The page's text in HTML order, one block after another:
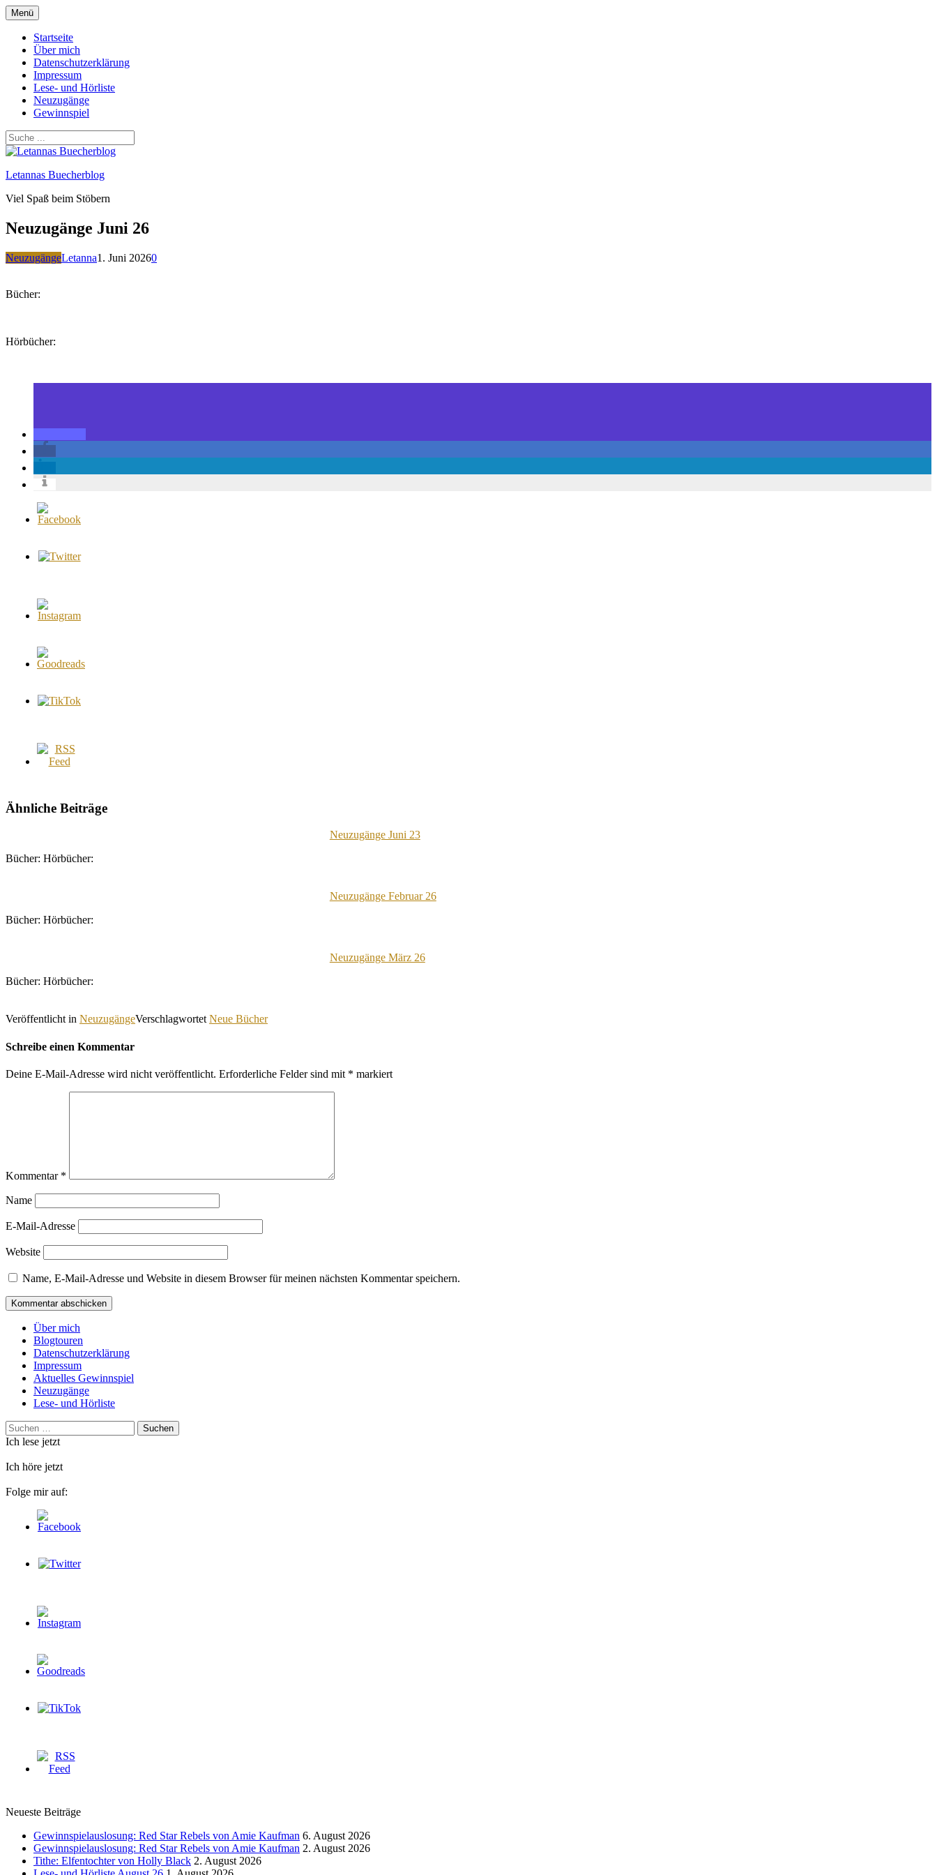
Zum
Inhalt
springen
Menü
Startseite
Über mich
Datenschutzerklärung
Impressum
Lese- und Hörliste
Neuzugänge
Gewinnspiel
Letannas Buecherblog
Viel Spaß beim Stöbern
Neuzugänge Juni 26
NeuzugängeLetanna1. Juni 20260
Bücher:
Hörbücher:
Ähnliche Beiträge
Neuzugänge Juni 23
Bücher: Hörbücher:
Neuzugänge Februar 26
Bücher: Hörbücher:
Neuzugänge März 26
Bücher: Hörbücher:
Veröffentlicht in NeuzugängeVerschlagwortet Neue Bücher
Schreibe einen Kommentar
Deine E-Mail-Adresse wird nicht veröffentlicht. Erforderliche Felder sind mit * markiert
Kommentar *
Name
E-Mail-Adresse
Website
Name, E-Mail-Adresse und Website in diesem Browser für meinen nächsten Kommentar speichern.
Über mich
Blogtouren
Datenschutzerklärung
Impressum
Aktuelles Gewinnspiel
Neuzugänge
Lese- und Hörliste
Suchen
nach:
Ich lese jetzt
Ich höre jetzt
Folge mir auf:
Neueste Beiträge
Gewinnspielauslosung: Red Star Rebels von Amie Kaufman 6. August 2026
Gewinnspielauslosung: Red Star Rebels von Amie Kaufman 2. August 2026
Tithe: Elfentochter von Holly Black 2. August 2026